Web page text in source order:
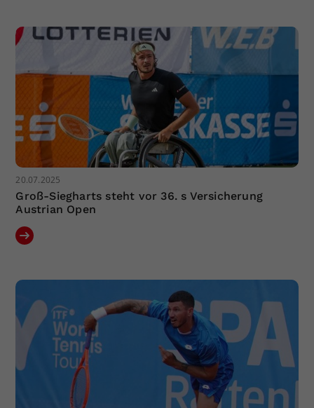
20.07.2025
Groß-Siegharts steht vor 36. s Versicherung
Austrian Open
Einstellungen. Unter anderem eine
zufällig generierte ID, für die
historische Speicherung Ihrer
vorgenommen Einstellungen, falls der
Webseiten-Betreiber dies eingestellt